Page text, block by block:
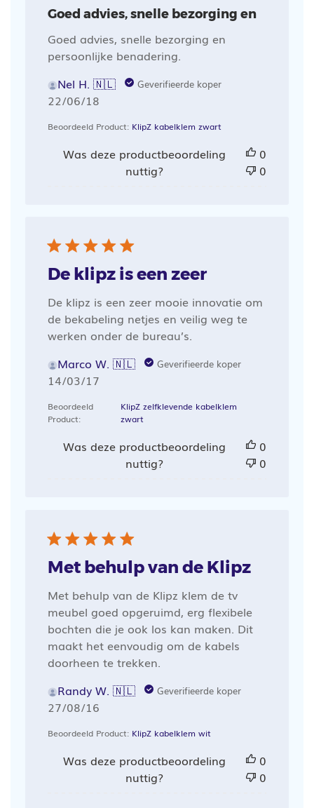
Goed advies, snelle bezorging en
Goed advies, snelle bezorging en
persoonlijke benadering.
Nel H. 🇳🇱
Geverifieerde koper
Publicatiedatum
22/06/18
Beoordeeld Product: KlipZ kabelklem zwart
Was deze productbeoordeling
nuttig?
0
0
De klipz is een zeer
De klipz is een zeer mooie innovatie om
de bekabeling netjes en veilig weg te
werken onder de bureau’s.
Marco W. 🇳🇱
Geverifieerde koper
Publicatiedatum
14/03/17
Beoordeeld
Product:
KlipZ zelfklevende kabelklem
zwart
Was deze productbeoordeling
nuttig?
0
0
Met behulp van de Klipz
Met behulp van de Klipz klem de tv
meubel goed opgeruimd, erg flexibele
bochten die je ook los kan maken. Dit
maakt het eenvoudig om de kabels
doorheen te trekken.
Randy W. 🇳🇱
Geverifieerde koper
Publicatiedatum
27/08/16
Beoordeeld Product: KlipZ kabelklem wit
Was deze productbeoordeling
nuttig?
0
0